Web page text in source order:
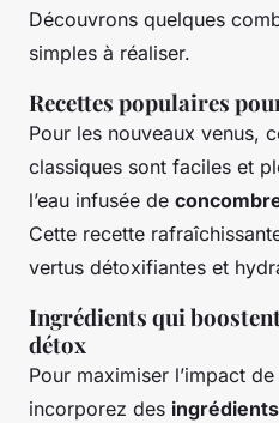
Découvrons quelques
simples à réaliser.
Recettes populaires
Pour les nouveaux venus,
classiques sont faciles et
l’eau infusée de
Cette recette
vertus détoxifiantes et
Ingrédients qui
détox
Pour maximiser l’impact
incorporez des